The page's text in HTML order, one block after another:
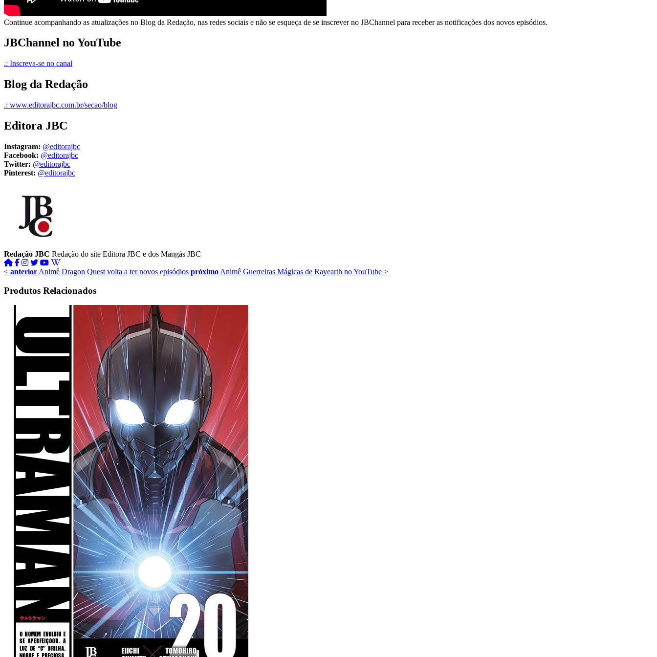
Continue acompanhando as atualizações no Blog da Redação, nas redes sociais e não se esqueça de se inscrever no JBChannel para receber as notificações dos novos episódios.
JBChannel no YouTube
.: Inscreva-se no canal
Blog da Redação
.: www.editorajbc.com.br/secao/blog
Editora JBC
Instagram: @editorajbc
Facebook: @editorajbc
Twitter: @editorajbc
Pinterest: @editorajbc
Redação JBC Redação do site Editora JBC e dos Mangás JBC
< anterior Animê Dragon Quest volta a ter novos episódios próximo Animê Guerreiras Mágicas de Rayearth no YouTube >
Produtos Relacionados